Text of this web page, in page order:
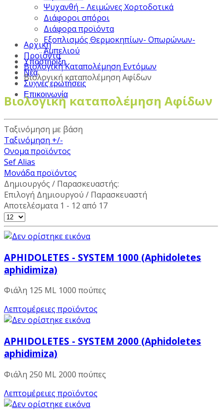
Ψυχανθή – Λειμώνες Χορτοδοτικά
Διάφοροι σπόροι
Διάφορα προϊόντα
Εξοπλισμός Θερμοκηπίων- Οπωρώνων-
Αμπελιού
Υποστήριξη
Νέα
Συχνές ερωτήσεις
Επικοινωνία
Αρχική
Προϊόντα
Βιολογική Καταπολέμηση Εντόμων
Βιολογική καταπολέμηση Αφίδων
Βιολογική καταπολέμηση Αφίδων
Ταξινόμηση με βάση
Ταξινόμηση +/-
Ονομα προϊόντος
Sef Alias
Μονάδα προϊόντος
Δημιουργός / Παρασκευαστής:
Επιλογή Δημιουργού / Παρασκευαστή
Αποτελέσματα 1 - 12 από 17
APHIDOLETES - SYSTEM 1000 (Aphidoletes
aphidimiza)
Φιάλη 125 ML 1000 πούπες
Λεπτομέρειες προϊόντος
APHIDOLETES - SYSTEM 2000 (Aphidoletes
aphidimiza)
Φιάλη 250 ML 2000 πούπες
Λεπτομέρειες προϊόντος